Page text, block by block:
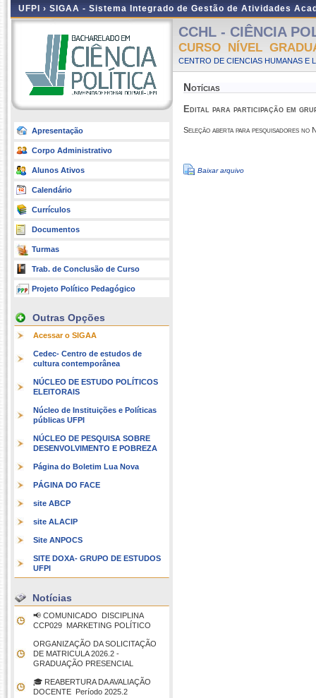
UFPI › SIGAA - Sistema Integrado de Gestão de Atividades
Apresentação
Corpo Administrativo
Alunos Ativos
Calendário
Currículos
Documentos
Turmas
Trab. de Conclusão de Curso
Projeto Político Pedagógico
Outras Opções
Acessar o SIGAA
Cedec- Centro de estudos de
cultura contemporânea
NÚCLEO DE ESTUDO POLÍTICOS
ELEITORAIS
Núcleo de Instituições e Políticas
públicas UFPI
NÚCLEO DE PESQUISA SOBRE
DESENVOLVIMENTO E POBREZA
Página do Boletim Lua Nova
PÁGINA DO FACE
site ABCP
site ALACIP
Site ANPOCS
SITE DOXA- GRUPO DE ESTUDOS
UFPI
Notícias
📢 COMUNICADO  DISCIPLINA
CCP029  MARKETING POLÍTICO
ORGANIZAÇÃO DA SOLICITAÇÃO
DE MATRICULA 2026.2 -
GRADUAÇÃO PRESENCIAL
🎓 REABERTURA DA AVALIAÇÃO
DOCENTE  Período 2025.2
CCHL - CIÊNCIA
CURSO NÍVEL
CENTRO DE CIENCIAS HUMANAS E
Notícias
Edital para participação em
Seleção aberta para pesquisadores no
Baixar arquivo